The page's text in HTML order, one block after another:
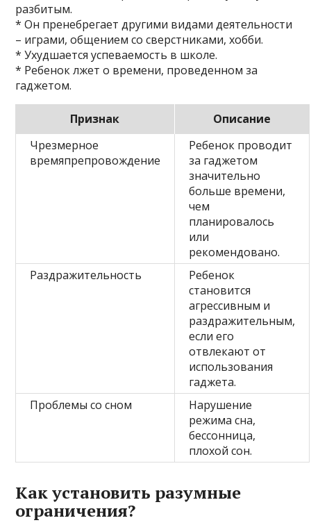
разбитым.
* Он пренебрегает другими видами деятельности
– играми, общением со сверстниками, хобби.
* Ухудшается успеваемость в школе.
* Ребенок лжет о времени, проведенном за
гаджетом.
Признак
Описание
Чрезмерное
времяпрепровождение
Ребенок проводит
за гаджетом
значительно
больше времени,
чем
планировалось
или
рекомендовано.
Раздражительность
Ребенок
становится
агрессивным и
раздражительным,
если его
отвлекают от
использования
гаджета.
Проблемы со сном
Нарушение
режима сна,
бессонница,
плохой сон.
Как установить разумные
ограничения?